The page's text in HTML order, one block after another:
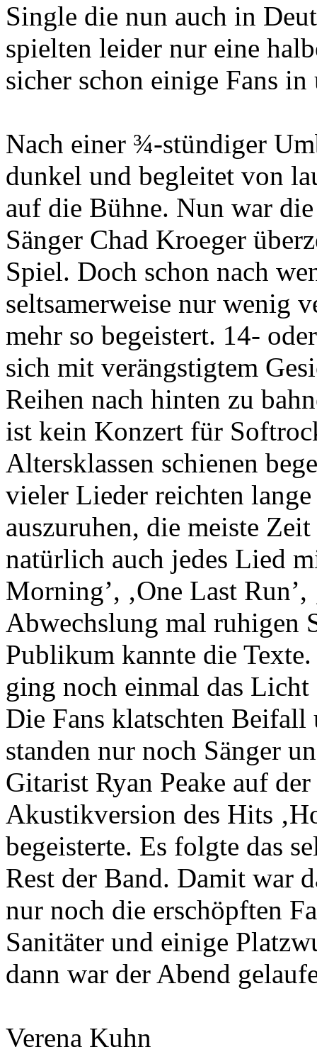
Single die nun auch in
spielten leider nur eine
sicher schon einige Fans
Nach einer ¾-stündiger
dunkel und begleitet von
auf die Bühne. Nun war
Sänger Chad Kroeger
Spiel. Doch schon nach
seltsamerweise nur wenig
mehr so begeistert. 14-
sich mit verängstigtem
Reihen nach hinten zu
ist kein Konzert für
Altersklassen schienen
vieler Lieder reichten
auszuruhen, die meiste
natürlich auch jedes Lied
Morning’, ‚One Last Run’,
Abwechslung mal ruhigen
Publikum kannte die
ging noch einmal das Licht
Die Fans klatschten
standen nur noch Sänger
Gitarist Ryan Peake auf
Akustikversion des Hits
begeisterte. Es folgte das
Rest der Band. Damit war
nur noch die erschöpften
Sanitäter und einige
dann war der Abend
Verena Kuhn